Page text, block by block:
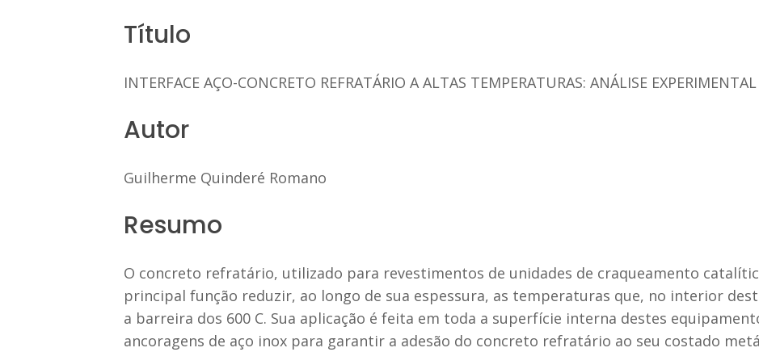
Título
INTERFACE AÇO-CONCRETO REFRATÁRIO A ALTAS TEMPERATURAS: ANÁLISE
Autor
Guilherme Quinderé Romano
Resumo
O concreto refratário, utilizado para revestimentos de unidades de craqueamento
principal função reduzir, ao longo de sua espessura, as temperaturas que, no interior
a barreira dos 600 C. Sua aplicação é feita em toda a superfície interna destes
ancoragens de aço inox para garantir a adesão do concreto refratário ao seu costado